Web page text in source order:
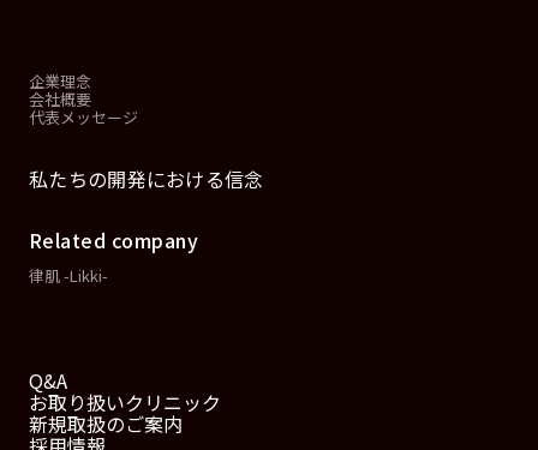
企業理念
会社概要
代表メッセージ
私たちの開発における信念
Related company
律肌 -Likki-
Q&A
お取り扱いクリニック
新規取扱のご案内